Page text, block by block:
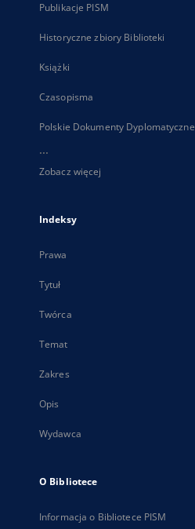
Publikacje PISM
Historyczne zbiory Biblioteki
Książki
Czasopisma
Polskie Dokumenty Dyplomatyczne
...
Zobacz więcej
Indeksy
Prawa
Tytuł
Twórca
Temat
Zakres
Opis
Wydawca
O Bibliotece
Informacja o Bibliotece PISM